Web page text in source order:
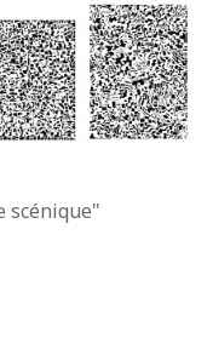
scénique"